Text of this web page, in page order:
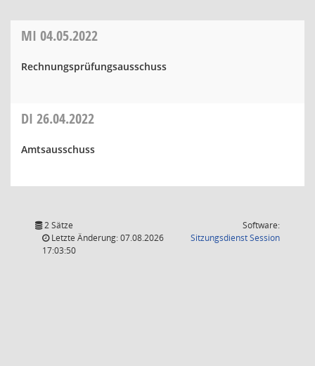
MI 04.05.2022
Rechnungsprüfungsausschuss
DI 26.04.2022
Amtsausschuss
2 Sätze
Letzte Änderung: 07.08.2026
17:03:50
Software:
SitzungsdienstSession(Wird in